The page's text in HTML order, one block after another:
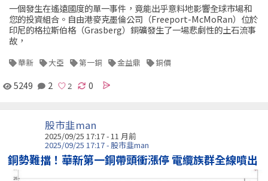
一個發生在遙遠國度的單一事件，竟能出乎意料地影響全球市場和
您的投資組合。自由港麥克墨倫公司（Freeport-McMoRan）位於
印尼的格拉斯伯格（Grasberg）銅礦發生了一場悲劇性的土石流事
故，
華新 大亞 第一銅 金益鼎 銅價
5249 2 0
股市韭man
2025/09/25 17:17 - 11 月前
2025/09/25 17:17 - 股市韭man
銅勢難擋！華新第一銅帶頭衝漲停 電纜族群全線噴出